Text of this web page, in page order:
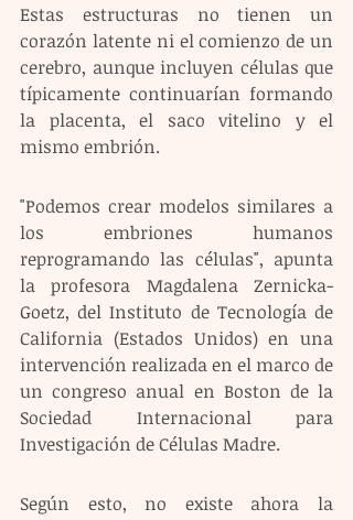
Estas estructuras no tienen un
corazón latente ni el comienzo de un
cerebro, aunque incluyen células que
típicamente continuarían formando
la placenta, el saco vitelino y el
mismo embrión.
"Podemos crear modelos similares a
los embriones humanos
reprogramando las células", apunta
la profesora Magdalena Zernicka-
Goetz, del Instituto de Tecnología de
California (Estados Unidos) en una
intervención realizada en el marco de
un congreso anual en Boston de la
Sociedad Internacional para
Investigación de Células Madre.
Según esto, no existe ahora la